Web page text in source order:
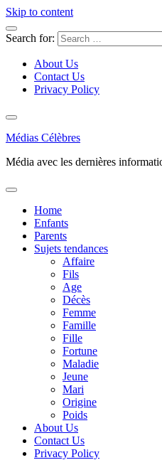
Skip to content
Search for:
About Us
Contact Us
Privacy Policy
Médias Célèbres
Média avec les dernières
Home
Enfants
Parents
Sujets tendances
Affaire
Fils
Age
Décès
Femme
Famille
Fille
Fortune
Maladie
Jeune
Mari
Origine
Poids
About Us
Contact Us
Privacy Policy